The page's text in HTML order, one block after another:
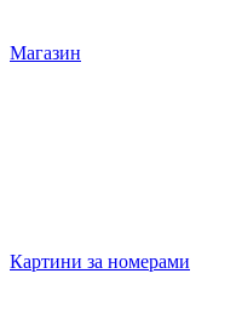
Магазин
Картини за номерами